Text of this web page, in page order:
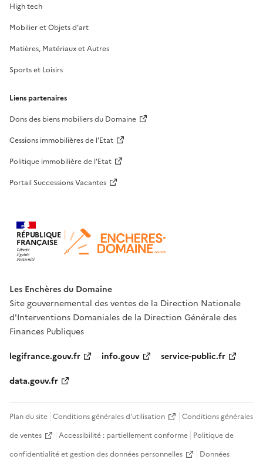
High tech
Mobilier et Objets d'art
Matières, Matériaux et Autres
Sports et Loisirs
Liens partenaires
Dons des biens mobiliers du Domaine
Cessions immobilières de l'Etat
Politique immobilière de l'Etat
Portail Successions Vacantes
RÉPUBLIQUE
FRANÇAISE
Les Enchères du Domaine
Site gouvernemental des ventes de la Direction Nationale
d'Interventions Domaniales de la Direction Générale des
Finances Publiques
legifrance.gouv.fr
info.gouv
service-public.fr
data.gouv.fr
Plan du site Conditions générales d'utilisation
Conditions générales
de ventes
Accessibilité : partiellement conforme Politique de
confidentialité et gestion des données personnelles
Données